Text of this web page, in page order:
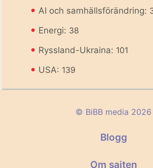
• AI och samhällsförändring:
• Energi: 38
• Ryssland-Ukraina: 101
• USA: 139
© BiBB media 2026
Blogg
Om sajten